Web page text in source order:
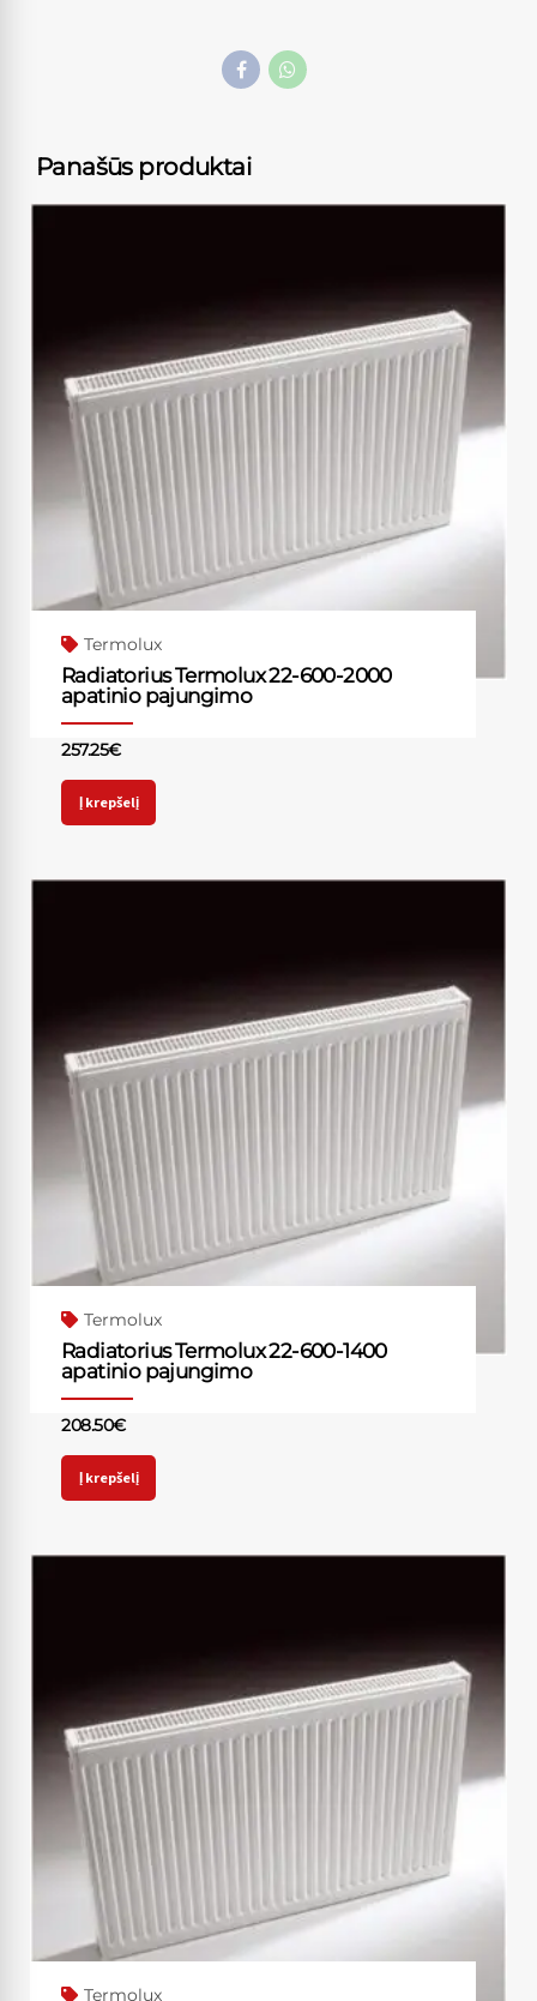
Panašūs produktai
Termolux
Radiatorius Termolux 22-600-2000
apatinio pajungimo
257.25€
Į krepšelį
Termolux
Radiatorius Termolux 22-600-1400
apatinio pajungimo
208.50€
Į krepšelį
Termolux